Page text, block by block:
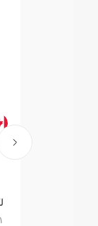
15.75 ١ كجم